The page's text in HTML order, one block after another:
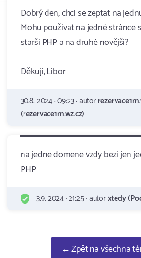
Dobrý den, chci se zeptat na
Mohu používat na jedné stránce
starší PHP a na druhé novější?
Děkuji, Libor
30.8. 2024 · 09:23 · autor
(rezervace1m.wz.cz)
na jedne domene vzdy bezi jen
PHP
3.9. 2024 · 21:25 · autorxtedy
← Zpět na všechna